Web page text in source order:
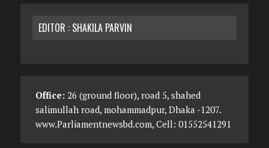
EDITOR : SHAKILA PARVIN
Office:26 (ground floor), road 5, shahed
salimullah road, mohammadpur, Dhaka -1207.
www.Parliamentnewsbd.com, Cell: 01552541291